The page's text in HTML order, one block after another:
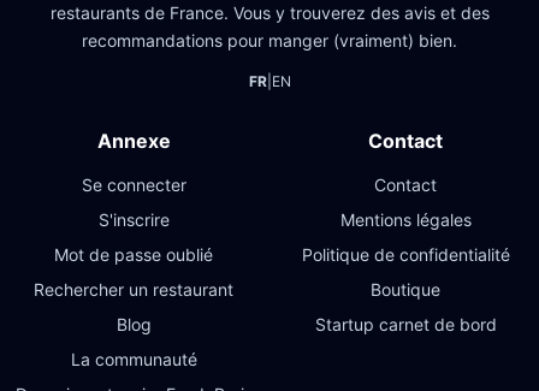
restaurants de France. Vous y trouverez des avis et des
recommandations pour manger (vraiment) bien.
FR| EN
Annexe
Se connecter
S'inscrire
Mot de passe oublié
Rechercher un restaurant
Blog
La communauté
Contact
Contact
Mentions légales
Politique de confidentialité
Boutique
Startup carnet de bord